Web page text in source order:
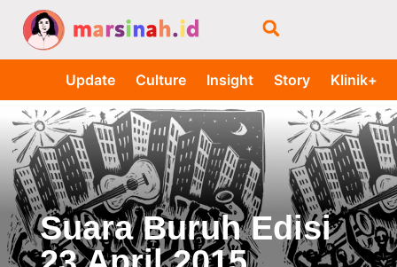
Update Culture Insight Story Klinik+
Suara Buruh Edisi